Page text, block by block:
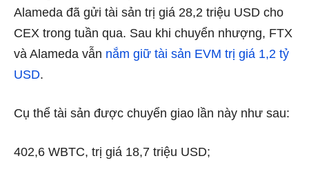
Alameda đã gửi tài sản trị giá 28,2 triệu USD cho
CEX trong tuần qua. Sau khi chuyển nhượng, FTX
và Alameda vẫn nắm giữ tài sản EVM trị giá 1,2 tỷ
USD.
Cụ thể tài sản được chuyển giao lần này như sau:
402,6 WBTC, trị giá 18,7 triệu USD;